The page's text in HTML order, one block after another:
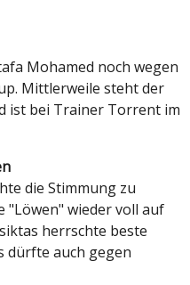
Mohamed noch wegen
Mittlerweile steht der
ist bei Trainer Torrent im
die Stimmung zu
"Löwen" wieder voll auf
herrschte beste
dürfte auch gegen